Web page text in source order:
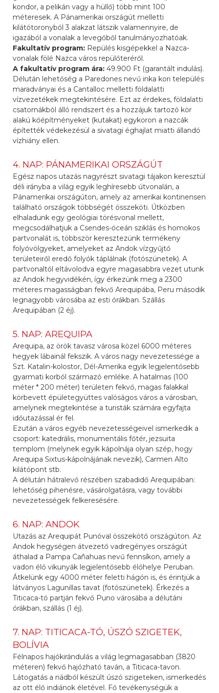
kondor, a pelikán vagy a hüllő) több mint 100
méteresek. A Pánamerikai országút melletti
kilátótoronyból 3 alakzat látszik valamennyire, de
igazából a vonalak a levegőből tanulmányozhatóak.
Fakultatív program: Repülés kisgépekkel a Nazca-
vonalak fölé Nazca város repülőteréről.
A fakultatív program ára:49.900 Ft (garantált indulás).
Délután lehetőség a Paredones nevű inka kori település
maradványai és a Cantalloc melletti földalatti
vízvezetékek megtekintésére. Ezt az érdekes, földalatti
csatornákból álló rendszert és a hozzájuk tartozó kör
alakú kőépítményeket (kutakat) egykoron a nazcák
építették védekezésül a sivatagi éghajlat miatti állandó
vízhiány ellen.
4. NAP: PÁNAMERIKAI ORSZÁGÚT
Egész napos utazás nagyrészt sivatagi tájakon keresztül
déli irányba a világ egyik leghíresebb útvonalán, a
Pánamerikai országúton, amely az amerikai kontinensen
található országok többségét összeköti. Útközben
elhaladunk egy geológiai törésvonal mellett,
megcsodálhatjuk a Csendes-óceán sziklás és homokos
partvonalát is, többször keresztezünk termékeny
folyóvölgyeket, amelyeket az Andok vízgyűjtő
területeiről eredő folyók táplálnak (fotószünetek). A
partvonaltól eltávolodva egyre magasabbra vezet utunk
az Andok hegyvidékén, így érkezünk meg a 2300
méteres magasságban fekvő Arequipába, Peru második
legnagyobb városába az esti órákban. Szállás
Arequipában (2 éj).
5. NAP: AREQUIPA
Arequipa, az örök tavasz városa közel 6000 méteres
hegyek lábainál fekszik. A város nagy nevezetessége a
Szt. Katalin-kolostor, Dél-Amerika egyik legjelentősebb
gyarmati korból származó emléke. A hatalmas (100
méter * 200 méter) területen fekvő, magas falakkal
körbevett épületegyüttes valóságos város a városban,
amelynek megtekintése a turisták számára egyfajta
időutazással ér fel.
Ezután a város egyéb nevezetességeivel ismerkedik a
csoport: katedrális, monumentális főtér, jezsuita
templom (melynek egyik kápolnája olyan szép, hogy
Arequipa Sixtus-kápolnájának nevezik), Carmen Alto
kilátópont stb.
A délután hátralevő részében szabadidő Arequipában:
lehetőség pihenésre, vásárolgatásra, vagy további
nevezetességek felkeresésére.
6. NAP: ANDOK
Utazás az Arequipát Punóval összekötő országúton. Az
Andok hegységen átvezető vadregényes országút
áthalad a Pampa Cañahuas nevű fennsíkon, amely a
vadon élő vikunyák legjelentősebb élőhelye Peruban.
Átkelünk egy 4000 méter feletti hágón is, és érintjük a
látványos Lagunillas tavat (fotószünetek). Érkezés a
Titicaca-tó partján fekvő Puno városába a délutáni
órákban, szállás (1 éj).
7. NAP: TITICACA-TÓ, ÚSZÓ SZIGETEK,
BOLÍVIA
Félnapos hajókirándulás a világ legmagasabban (3820
méteren) fekvő hajózható taván, a Titicaca-tavon.
Látogatás a nádból készült úszó szigeteken, ismerkedés
az ott élő indiánok életével. Fő tevékenységük a